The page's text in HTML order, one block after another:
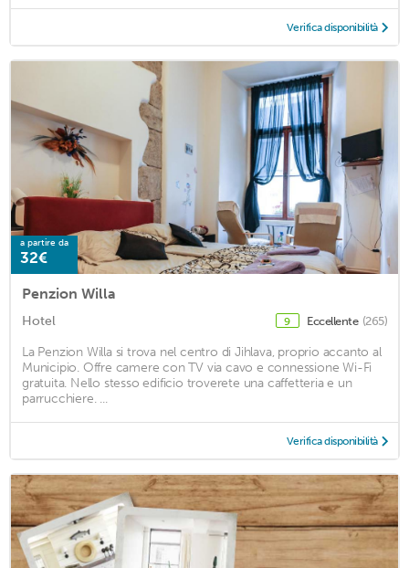
Verifica disponibilità
a partire da
32€
Penzion Willa
Hotel 9 Eccellente (265)
La Penzion Willa si trova nel centro di Jihlava, proprio accanto al
Municipio. Offre camere con TV via cavo e connessione Wi-Fi
gratuita. Nello stesso edificio troverete una caffetteria e un
parrucchiere. ...
Verifica disponibilità